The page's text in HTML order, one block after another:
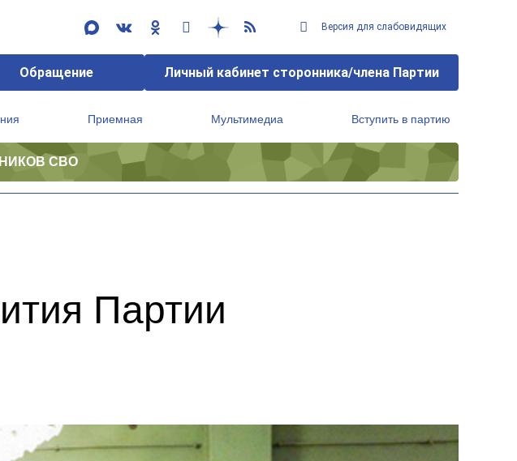
Версия для слабовидящих
Обращение Личный кабинет сторонника/члена Партии
Приемная Мультимедиа Вступить в партию
СВО
Партии